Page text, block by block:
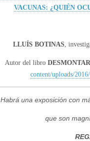
VACUNAS: ¿QUIÉN
LLUÍS BOTINAS ,
Autor del libro
content/uploads/
Habrá una exposición con
que son